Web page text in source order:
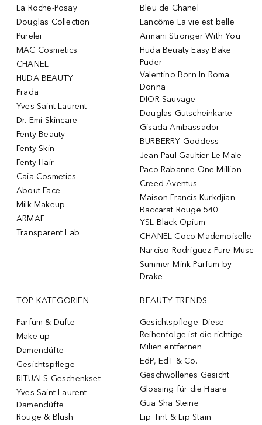
La Roche-Posay
Douglas Collection
Purelei
MAC Cosmetics
CHANEL
HUDA BEAUTY
Prada
Yves Saint Laurent
Dr. Emi Skincare
Fenty Beauty
Fenty Skin
Fenty Hair
Caia Cosmetics
About Face
Milk Makeup
ARMAF
Transparent Lab
Bleu de Chanel
Lancôme La vie est belle
Armani Stronger With You
Huda Beuaty Easy Bake
Puder
Valentino Born In Roma
Donna
DIOR Sauvage
Douglas Gutscheinkarte
Gisada Ambassador
BURBERRY Goddess
Jean Paul Gaultier Le Male
Paco Rabanne One Million
Creed Aventus
Maison Francis Kurkdjian
Baccarat Rouge 540
YSL Black Opium
CHANEL Coco Mademoiselle
Narciso Rodriguez Pure Musc
Summer Mink Parfum by
Drake
TOP KATEGORIEN
Parfüm & Düfte
Make-up
Damendüfte
Gesichtspflege
RITUALS Geschenkset
Yves Saint Laurent
Damendüfte
Rouge & Blush
BEAUTY TRENDS
Gesichtspflege: Diese
Reihenfolge ist die richtige
Milien entfernen
EdP, EdT & Co.
Geschwollenes Gesicht
Glossing für die Haare
Gua Sha Steine
Lip Tint & Lip Stain